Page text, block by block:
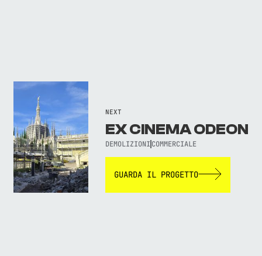
NEXT
EX CINEMA ODEON
DEMOLIZIONI COMMERCIALE
GUARDA IL PROGETTO